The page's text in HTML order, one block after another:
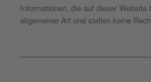
Informationen, die auf dieser Website
allgemeiner Art und stellen keine